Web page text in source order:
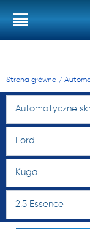
Strona główna /
Automatyczne
Ford
Kuga
2.5 Essence